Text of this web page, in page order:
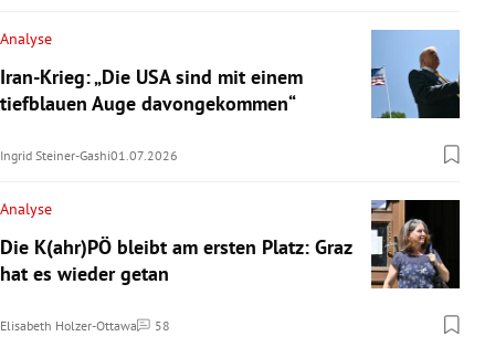
Analyse
Iran-Krieg: „Die USA sind mit einem
tiefblauen Auge davongekommen“
Ingrid Steiner-Gashi01.07.2026
Analyse
Die K(ahr)PÖ bleibt am ersten Platz: Graz
hat es wieder getan
Elisabeth Holzer-Ottawa 58
Kommentare